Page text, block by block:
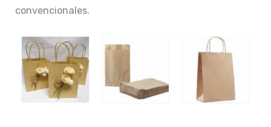
convencionales.